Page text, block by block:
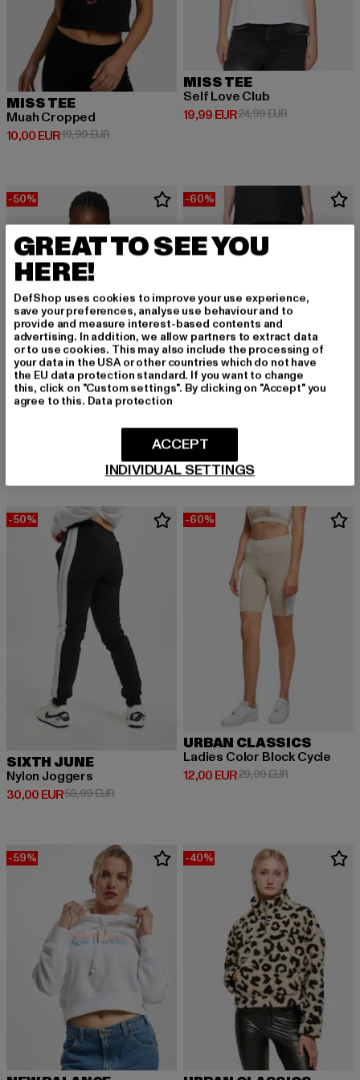
MISS TEE
Muah Cropped
10,00 EUR
Derzeitiger Preis: 10,00 EUR
19,99 EURAktionspreis: 19,99 EUR
MISS TEE
Self Love Club
19,99 EUR
Derzeitiger Preis: 19,99 EUR
24,99 EURAktionspreis:
-50%
Derzeitiger Preis: 10,00 EURAktionspreis: 19,99 EUR
-60%
9N1M SENSE
Essential Mesh
18,00 EUR
Derzeitiger Preis: 18,00 EUR
-50%
SIXTH JUNE
Nylon Joggers
30,00 EUR
Derzeitiger Preis: 30,00 EUR
59,99 EURAktionspreis: 59,99 EUR
-60%
URBAN CLASSICS
Ladies Color Block Cycle
12,00 EUR
Derzeitiger Preis: 12,00 EUR
29,99 EURAktionspreis:
-59% -40%
GREAT TO SEE YOU
HERE!
DefShop uses cookies to improve your use experience,
save your preferences, analyse use behaviour and to
provide and measure interest-based contents and
advertising. In addition, we allow partners to extract data
or to use cookies. This may also include the processing of
your data in the USA or other countries which do not have
the EU data protection standard. If you want to change
this, click on "Custom settings". By clicking on "Accept" you
agree to this. Data protection
INDIVIDUAL SETTINGS
ACCEPT